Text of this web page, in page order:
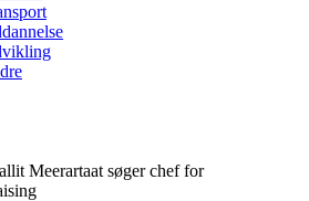
Meerartaat søger chef for